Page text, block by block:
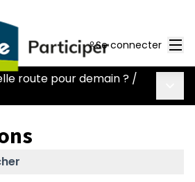
Se connecter
route pour demain ? /